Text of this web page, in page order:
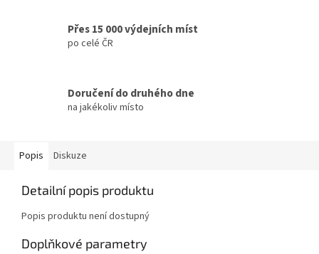
Přes 15 000 výdejních míst
po celé ČR
Doručení do druhého dne
na jakékoliv místo
Popis Diskuze
Detailní popis produktu
Popis produktu není dostupný
Doplňkové parametry